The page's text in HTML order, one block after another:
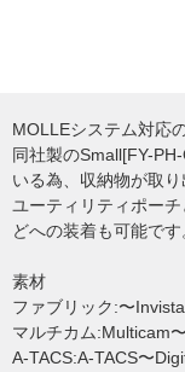
MOLLEシステム対応
同社製のSmall[FY-
いる為、収納物が取り
ユーティリティポー
どへの装着も可能です
素材
ファブリック:〜
マルチカム:Multicam
A-TACS:A-TACS〜